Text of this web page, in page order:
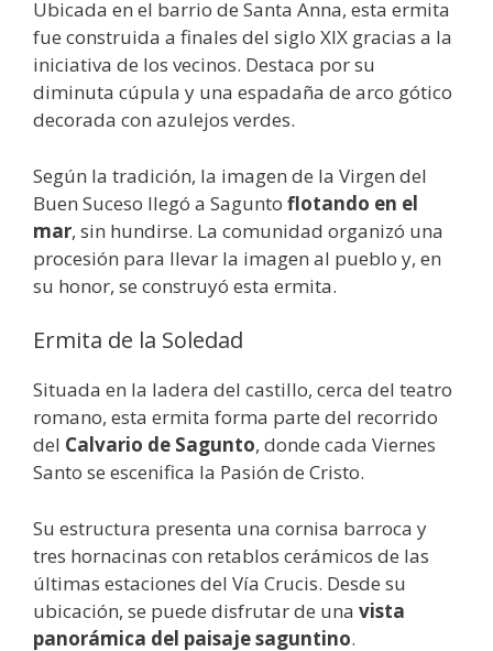
Ubicada en el barrio de Santa Anna, esta ermita
fue construida a finales del siglo XIX gracias a la
iniciativa de los vecinos. Destaca por su
diminuta cúpula y una espadaña de arco gótico
decorada con azulejos verdes.
Según la tradición, la imagen de la Virgen del
Buen Suceso llegó a Sagunto flotando en el
mar, sin hundirse. La comunidad organizó una
procesión para llevar la imagen al pueblo y, en
su honor, se construyó esta ermita.
Ermita de la Soledad
Situada en la ladera del castillo, cerca del teatro
romano, esta ermita forma parte del recorrido
del Calvario de Sagunto, donde cada Viernes
Santo se escenifica la Pasión de Cristo.
Su estructura presenta una cornisa barroca y
tres hornacinas con retablos cerámicos de las
últimas estaciones del Vía Crucis. Desde su
ubicación, se puede disfrutar de una vista
panorámica del paisaje saguntino.